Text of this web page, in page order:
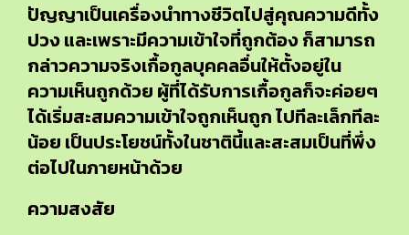
ปัญญาเป็นเครื่องนำทางชีวิตไปสู่คุณความดีทั้ง
ปวง และเพราะมีความเข้าใจที่ถูกต้อง ก็สามารถ
กล่าวความจริงเกื้อกูลบุคคลอื่นให้ตั้งอยู่ใน
ความเห็นถูกด้วย ผู้ที่ได้รับการเกื้อกูลก็จะค่อยๆ
ได้เริ่มสะสมความเข้าใจถูกเห็นถูก ไปทีละเล็กทีละ
น้อย เป็นประโยชน์ทั้งในชาตินี้และสะสมเป็นที่พึ่ง
ต่อไปในภายหน้าด้วย
ความสงสัย